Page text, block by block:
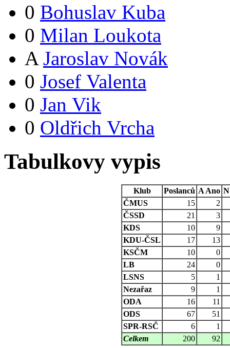
0 Bohuslav Kuba
0 Milan Loukota
A Jaroslav Novák
0 Josef Valenta
0 Jan Vik
0 Oldřich Vrcha
Tabulkovy vypis
Klub Poslanců A Ano N
ČMUS
15
2
ČSSD
21
3
KDS
10
9
KDU-ČSL
17
13
KSČM
10
0
LB
24
0
LSNS
5
1
Nezařaz
9
1
ODA
16
11
ODS
67
51
SPR-RSČ
6
1
Celkem
200 92